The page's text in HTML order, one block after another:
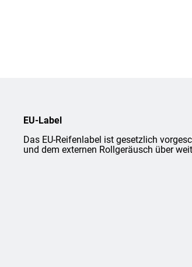
EU-Label
Das EU-Reifenlabel ist gesetzlich
und dem externen Rollgeräusch über